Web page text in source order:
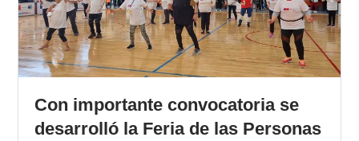
Con importante convocatoria se
desarrolló la Feria de las Personas